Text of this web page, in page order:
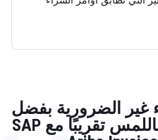
غير الضرورية بفضل
الفواتير التي لا تعمل باللمس تقريبًا مع SAP